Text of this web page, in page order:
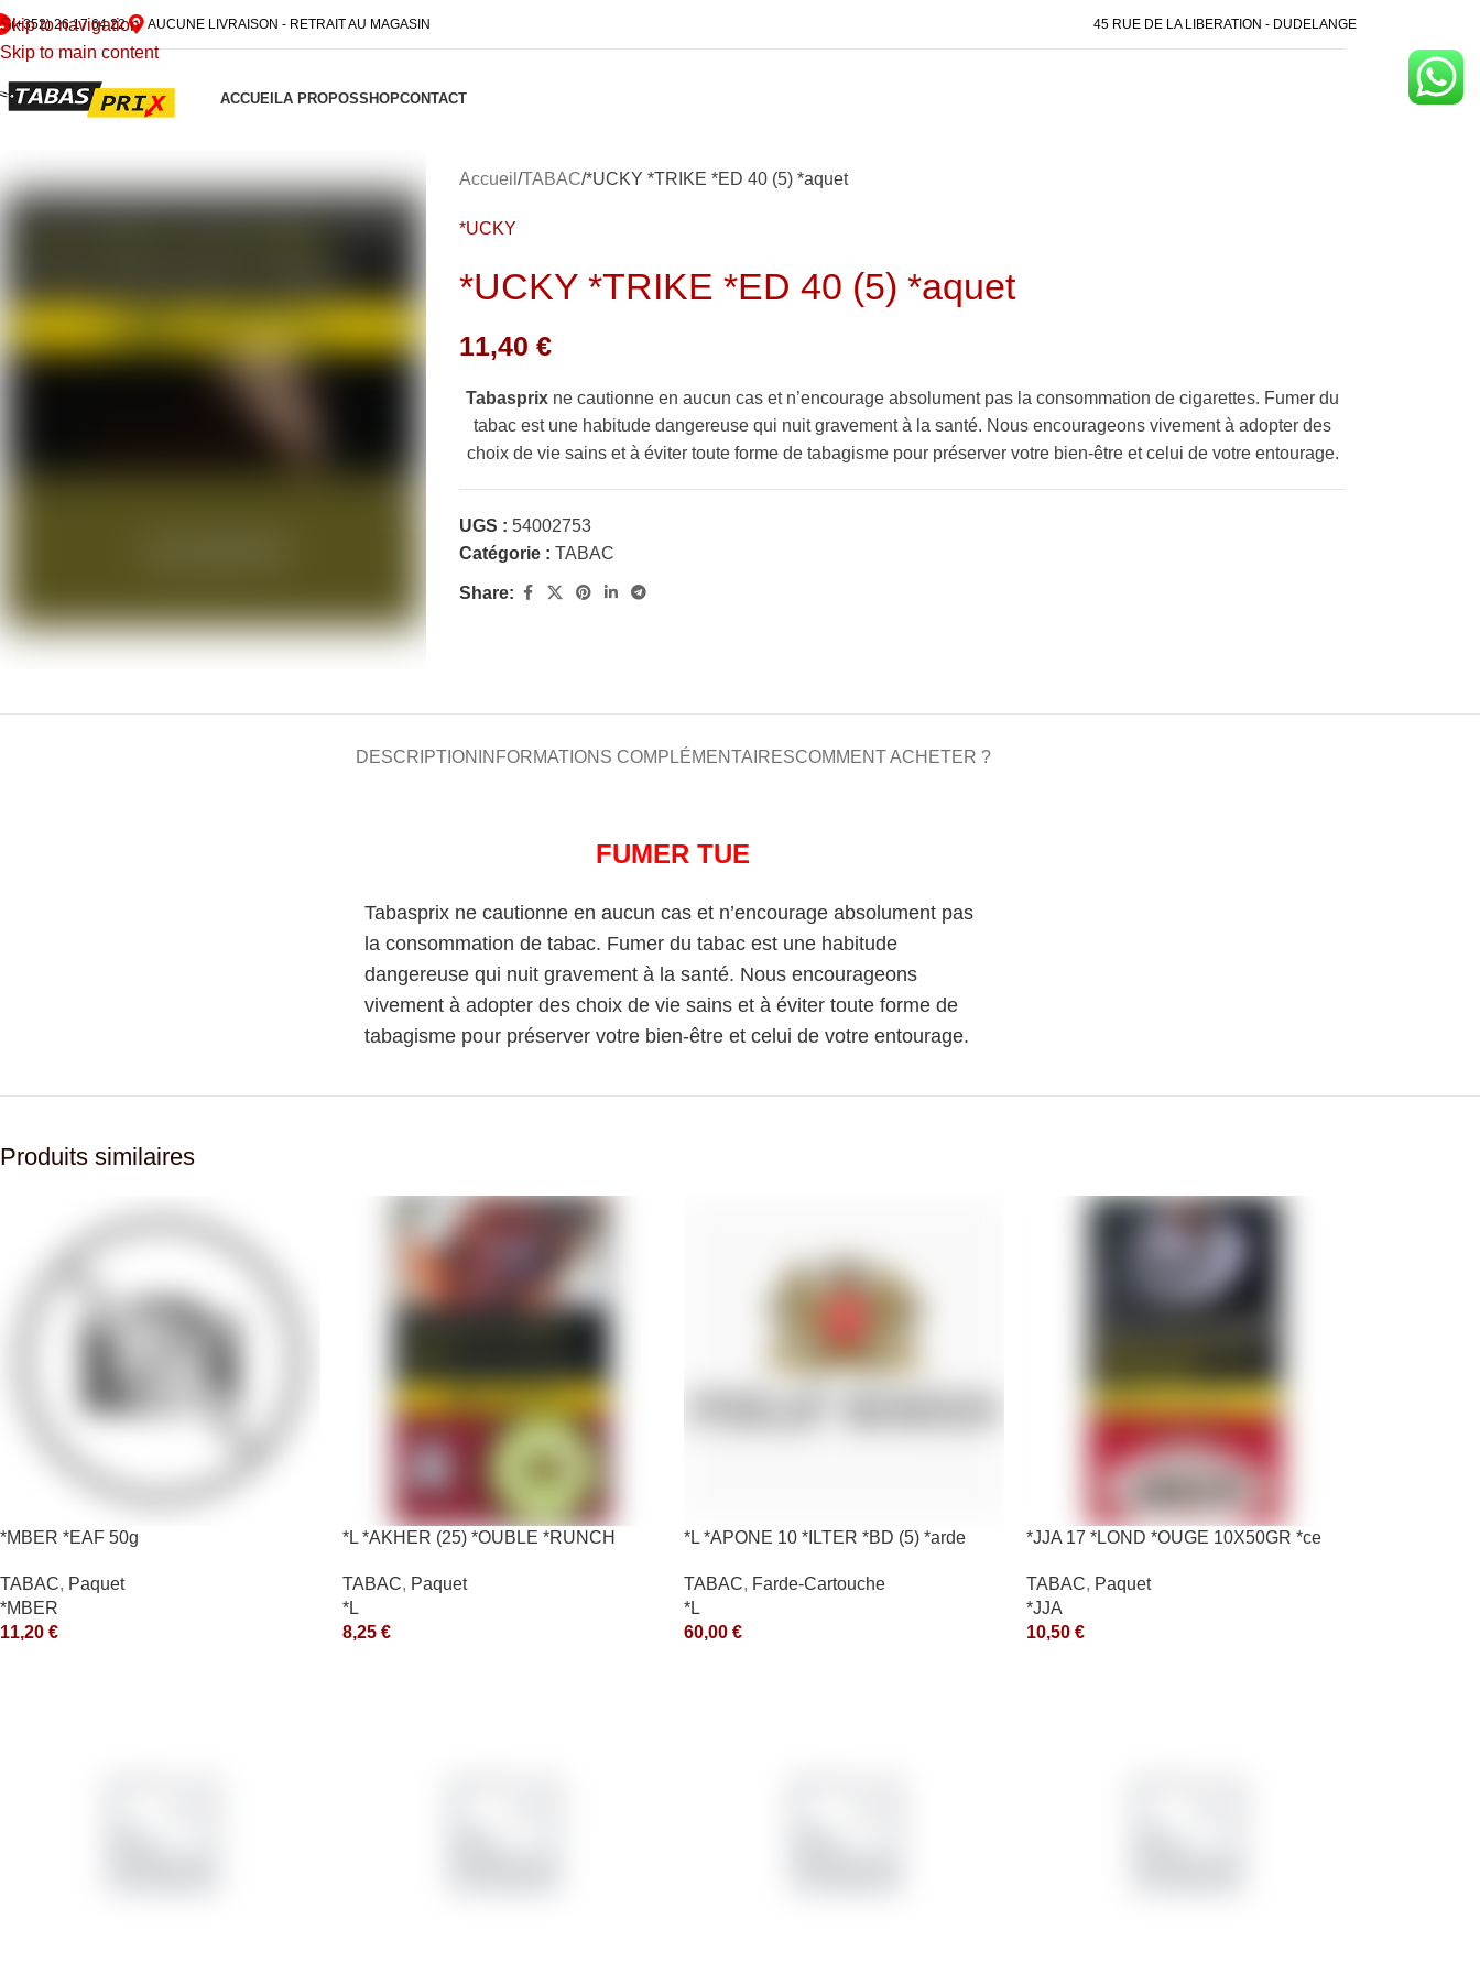
Skip to navigation
Skip to main content
(+352) 26 17 64 22 AUCUNE LIVRAISON - RETRAIT AU MAGASIN 45 RUE DE LA LIBERATION - DUDELANGE
ACCUEILA PROPOSSHOPCONTACT
Accueil TABAC *UCKY *TRIKE *ED 40 (5) *aquet
*UCKY
*UCKY *TRIKE *ED 40 (5) *aquet
11,40€
Tabasprix ne cautionne en aucun cas et n’encourage absolument pas la consommation de cigarettes. Fumer du
tabac est une habitude dangereuse qui nuit gravement à la santé. Nous encourageons vivement à adopter des
choix de vie sains et à éviter toute forme de tabagisme pour préserver votre bien-être et celui de votre entourage.
UGS :54002753
Catégorie : TABAC
Share:
DESCRIPTION INFORMATIONS COMPLÉMENTAIRESCOMMENT ACHETER ?
FUMER TUE
Tabasprix ne cautionne en aucun cas et n’encourage absolument pas
la consommation de tabac. Fumer du tabac est une habitude
dangereuse qui nuit gravement à la santé. Nous encourageons
vivement à adopter des choix de vie sains et à éviter toute forme de
tabagisme pour préserver votre bien-être et celui de votre entourage.
Produits similaires
*MBER *EAF 50g
TABAC, Paquet
*MBER
11,20 €
*L *AKHER (25) *OUBLE *RUNCH
TABAC, Paquet
*L
8,25 €
*L *APONE 10 *ILTER *BD (5) *arde
TABAC, Farde-Cartouche
*L
60,00 €
*JJA 17 *LOND *OUGE 10X50GR *ce
TABAC, Paquet
*JJA
10,50 €